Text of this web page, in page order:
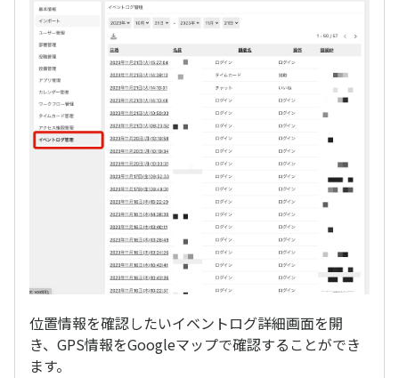
位置情報を確認したいイベントログ詳細画面を開
き、GPS情報をGoogleマップで確認することができ
ます。